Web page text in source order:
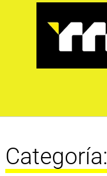
Categoría: